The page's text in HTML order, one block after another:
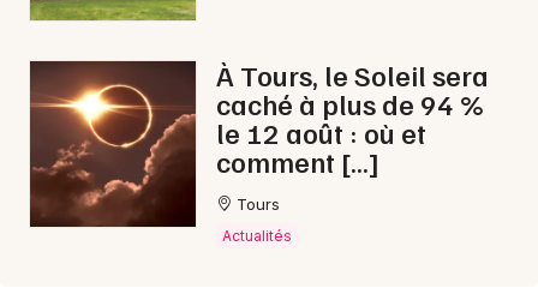
À Tours, le Soleil sera
caché à plus de 94 %
le 12 août : où et
comment […]
Tours
Actualités